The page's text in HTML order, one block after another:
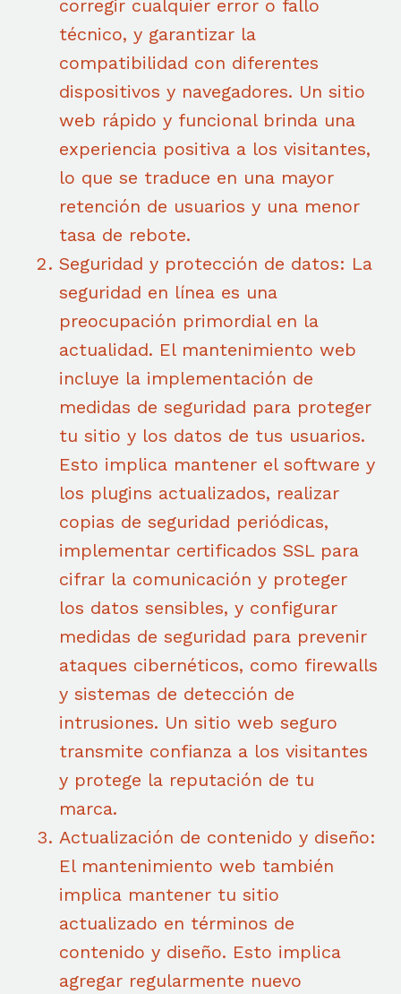
corregir cualquier error o fallo
técnico, y garantizar la
compatibilidad con diferentes
dispositivos y navegadores. Un sitio
web rápido y funcional brinda una
experiencia positiva a los visitantes,
lo que se traduce en una mayor
retención de usuarios y una menor
tasa de rebote.
Seguridad y protección de datos: La
seguridad en línea es una
preocupación primordial en la
actualidad. El mantenimiento web
incluye la implementación de
medidas de seguridad para proteger
tu sitio y los datos de tus usuarios.
Esto implica mantener el software y
los plugins actualizados, realizar
copias de seguridad periódicas,
implementar certificados SSL para
cifrar la comunicación y proteger
los datos sensibles, y configurar
medidas de seguridad para prevenir
ataques cibernéticos, como firewalls
y sistemas de detección de
intrusiones. Un sitio web seguro
transmite confianza a los visitantes
y protege la reputación de tu
marca.
Actualización de contenido y diseño:
El mantenimiento web también
implica mantener tu sitio
actualizado en términos de
contenido y diseño. Esto implica
agregar regularmente nuevo